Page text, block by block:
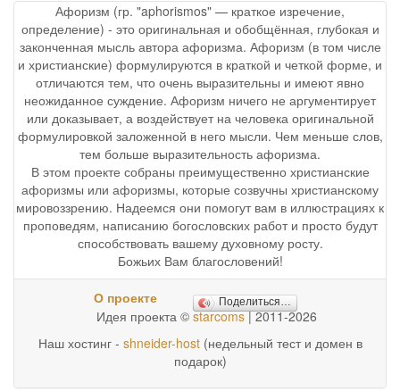
Афоризм (гр. "aphorismos" — краткое изречение,
определение) - это оригинальная и обобщённая, глубокая и
законченная мысль автора афоризма. Афоризм (в том числе
и христианские) формулируются в краткой и четкой форме, и
отличаются тем, что очень выразительны и имеют явно
неожиданное суждение. Афоризм ничего не аргументирует
или доказывает, а воздействует на человека оригинальной
формулировкой заложенной в него мысли. Чем меньше слов,
тем больше выразительность афоризма.
В этом проекте собраны преимущественно христианские
афоризмы или афоризмы, которые созвучны христианскому
мировоззрению. Надеемся они помогут вам в иллюстрациях к
проповедям, написанию богословских работ и просто будут
способствовать вашему духовному росту.
Божьих Вам благословений!
О проекте Поделиться…
Идея проекта © starcoms| 2011-2026
Наш хостинг - shneider-host(недельный тест и домен в
подарок)